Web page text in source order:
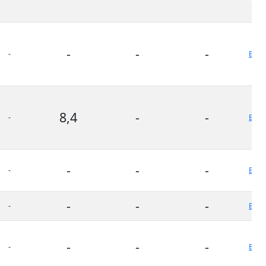
- - - -
- 8,4 - -
- - - -
- - - -
- - - -